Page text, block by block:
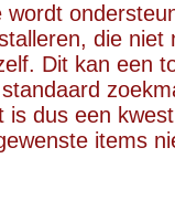
wordt
die niet
Dit kan een
dus een
items